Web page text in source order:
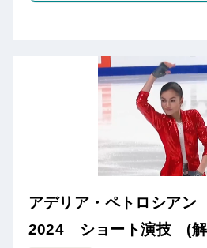
アデリア・ペトロシア
2024 ショート演技 (解